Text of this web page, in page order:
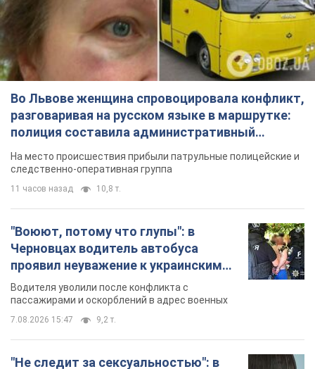
Во Львове женщина спровоцировала конфликт,
разговаривая на русском языке в маршрутке:
полиция составила административный
протокол. Видео
На место происшествия прибыли патрульные полицейские и
следственно-оперативная группа
11 часов назад 10,8 т.
"Воюют, потому что глупы": в
Черновцах водитель автобуса
проявил неуважение к украинским
военным и поплатился за это.
Видео
Водителя уволили после конфликта с
пассажирами и оскорблений в адрес военных
7.08.2026 15:47 9,2 т.
"Не следит за сексуальностью": в